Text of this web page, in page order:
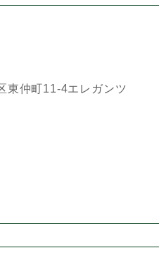
東仲町11-4エレガンツ